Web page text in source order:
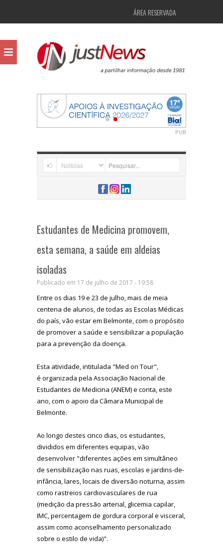
ÁREA RESERVADA
PUB
Estudantes de Medicina promovem,
esta semana, a saúde em aldeias
isoladas
Publicado em 17 de julho de 2017 - 19:58
Entre os dias 19 e 23 de julho, mais de meia
centena de alunos, de todas as Escolas Médicas
do país, vão estar em Belmonte, com o propósito
de promover a saúde e sensibilizar a população
para a prevenção da doença.
Esta atividade, intitulada "Med on Tour",
é organizada pela Associação Nacional de
Estudantes de Medicina (ANEM) e conta, este
ano, com o apoio da Câmara Municipal de
Belmonte.
Ao longo destes cinco dias, os estudantes,
divididos em diferentes equipas, vão
desenvolver "diferentes ações em simultâneo
de sensibilização nas ruas, escolas e jardins-de-
infância, lares, locais de diversão noturna, assim
como rastreios cardiovasculares de rua
(medição da pressão arterial, glicemia capilar,
IMC, percentagem de gordura corporal e visceral,
assim como aconselhamento personalizado
sobre o estilo de vida)".